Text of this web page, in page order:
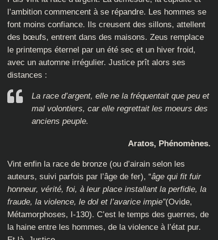
l’ambition commencent à se répandre. Les hommes se
font moins confiance. Ils creusent des sillons, attellent
des bœufs, entrent dans des maisons. Zeus remplace
le printemps éternel par un été sec et un hiver froid,
avec un automne irrégulier. Justice prît alors ses
distances :
La race d’argent, elle ne la fréquentait que peu et
mal volontiers, car elle regrettait les moeurs des
anciens peuple.
Aratos, Phénomènes.
Vint enfin la race de bronze (ou d’airain selon les
auteurs, suivi parfois par l’âge de fer), “âge qui fit fuir
honneur, vérité, foi, à leur place installant la perfidie, la
fraude, la violence, le dol et l’avarice impie”(Ovide,
Métamorphoses, I-130). C’est le temps des guerres, de
la haine entre les hommes, de la violence à l’état pur.